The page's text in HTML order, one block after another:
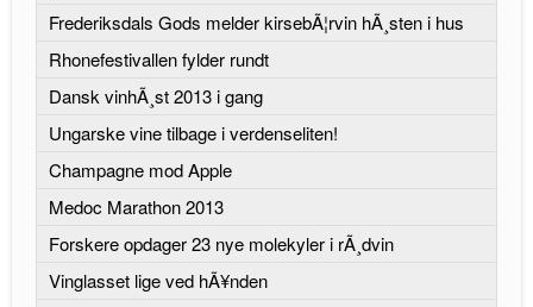
Frederiksdals Gods melder kirsebÃ¦rvin hÃ¸sten i hus
Rhonefestivallen fylder rundt
Dansk vinhÃ¸st 2013 i gang
Ungarske vine tilbage i verdenseliten!
Champagne mod Apple
Medoc Marathon 2013
Forskere opdager 23 nye molekyler i rÃ¸dvin
Vinglasset lige ved hÃ¥nden